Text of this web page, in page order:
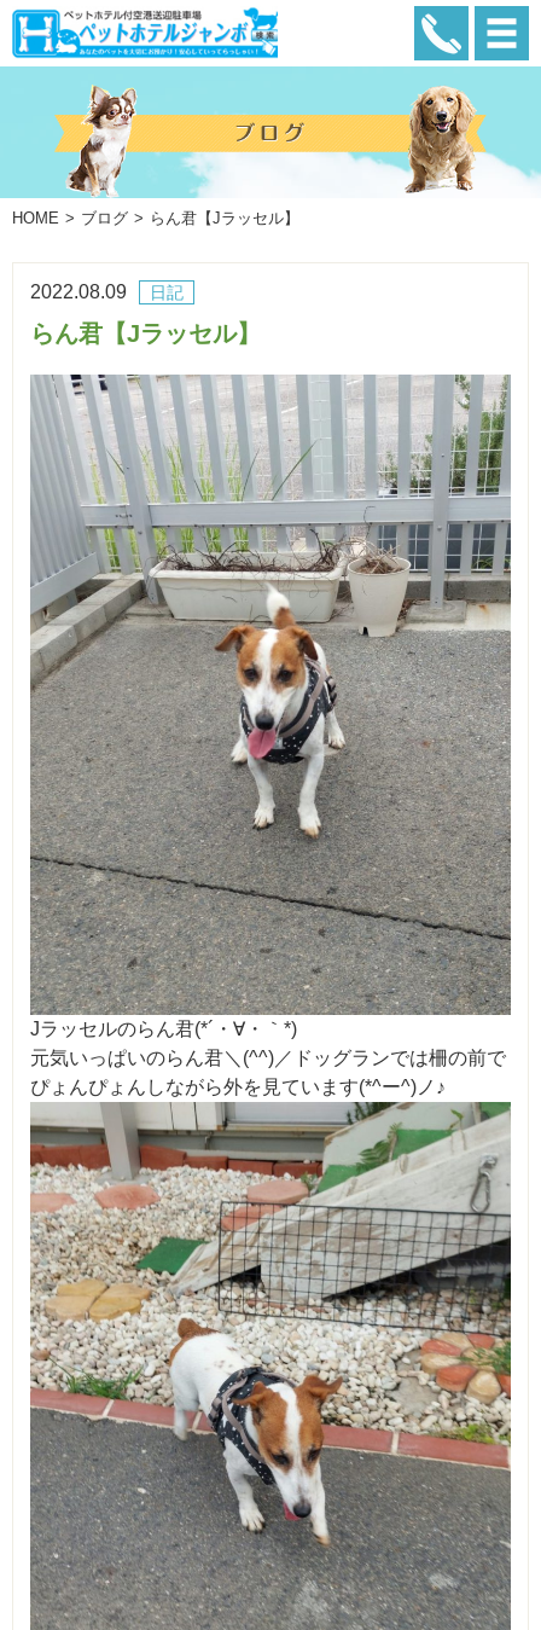
HOME ブログ らん君【Jラッセル】
日記
2022.08.09
らん君【Jラッセル】
Jラッセルのらん君(*´・∀・｀*)
元気いっぱいのらん君＼(^^)／ドッグランでは柵の前で
ぴょんぴょんしながら外を見ています(*^ー^)ノ♪